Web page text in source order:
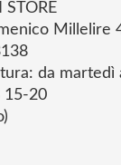
STORE
Millelire
da martedì
15-20